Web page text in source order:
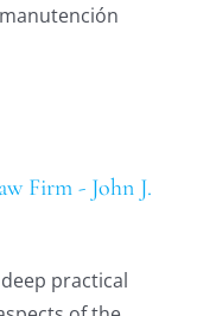
Firm - John J.
practical